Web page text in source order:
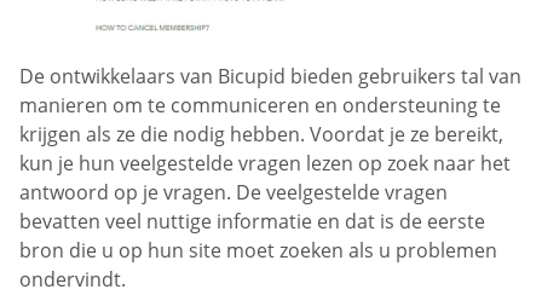
De ontwikkelaars van Bicupid bieden gebruikers tal van
manieren om te communiceren en ondersteuning te
krijgen als ze die nodig hebben. Voordat je ze bereikt,
kun je hun veelgestelde vragen lezen op zoek naar het
antwoord op je vragen. De veelgestelde vragen
bevatten veel nuttige informatie en dat is de eerste
bron die u op hun site moet zoeken als u problemen
ondervindt.